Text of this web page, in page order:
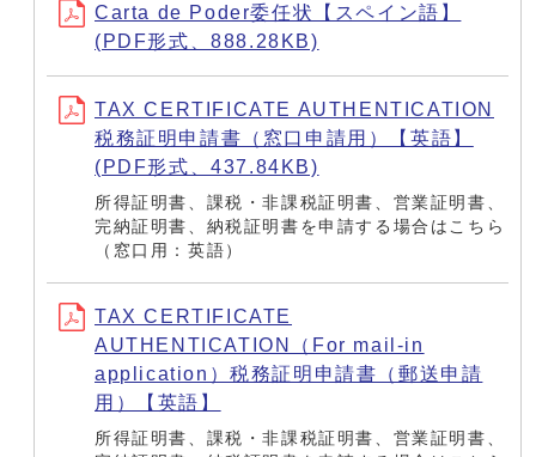
Carta de Poder委任状【スペイン語】
(PDF形式、888.28KB)
TAX CERTIFICATE AUTHENTICATION
税務証明申請書（窓口申請用）【英語】
(PDF形式、437.84KB)
所得証明書、課税・非課税証明書、営業証明書、
完納証明書、納税証明書を申請する場合はこちら
（窓口用：英語）
TAX CERTIFICATE
AUTHENTICATION（For mail-in
application）税務証明申請書（郵送申請
用）【英語】
所得証明書、課税・非課税証明書、営業証明書、